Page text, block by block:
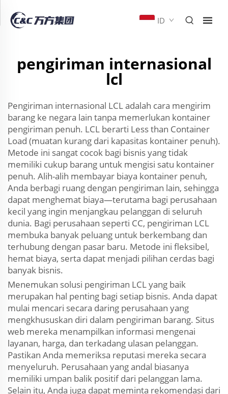
ID
pengiriman internasional
lcl
Pengiriman internasional LCL adalah cara mengirim
barang ke negara lain tanpa memerlukan kontainer
pengiriman penuh. LCL berarti Less than Container
Load (muatan kurang dari kapasitas kontainer penuh).
Metode ini sangat cocok bagi bisnis yang tidak
memiliki cukup barang untuk mengisi satu kontainer
penuh. Alih-alih membayar biaya kontainer penuh,
Anda berbagi ruang dengan pengiriman lain, sehingga
dapat menghemat biaya—terutama bagi perusahaan
kecil yang ingin menjangkau pelanggan di seluruh
dunia. Bagi perusahaan seperti CC, pengiriman LCL
membuka banyak peluang untuk berkembang dan
terhubung dengan pasar baru. Metode ini fleksibel,
hemat biaya, serta dapat menjadi pilihan cerdas bagi
banyak bisnis.
Menemukan solusi pengiriman LCL yang baik
merupakan hal penting bagi setiap bisnis. Anda dapat
mulai mencari secara daring perusahaan yang
mengkhususkan diri dalam pengiriman barang. Situs
web mereka menampilkan informasi mengenai
layanan, harga, dan terkadang ulasan pelanggan.
Pastikan Anda memeriksa reputasi mereka secara
menyeluruh. Perusahaan yang andal biasanya
memiliki umpan balik positif dari pelanggan lama.
Selain itu, Anda juga dapat meminta rekomendasi dari